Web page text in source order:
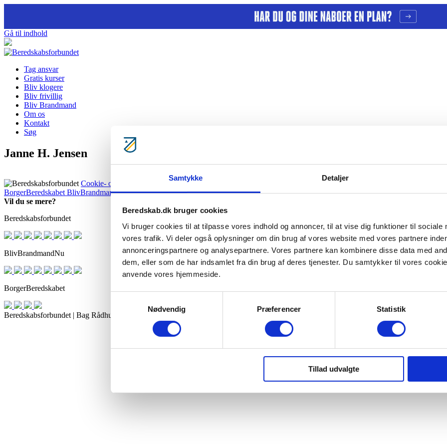
Samtykke Detaljer
Beredskab.dk bruger cookies
Vi bruger cookies til at tilpasse vores indhold og annoncer, til at vise dig funktioner til sociale
vores trafik. Vi deler også oplysninger om din brug af vores website med vores partnere
annonceringspartnere og analysepartnere. Vores partnere kan kombinere disse data med
dem, eller som de har indsamlet fra din brug af deres tjenester. Du samtykker til vores
anvende vores hjemmeside.
Nødvendig
Præferencer Statistik
Tillad udvalgte
Gå til indhold
Tag ansvar
Gratis kurser
Bliv klogere
Bliv frivillig
Bliv Brandmand
Om os
Kontakt
Søg
Janne H. Jensen
Cookie- og privatlivspolitik
BorgerBeredskabet BlivBrandmandNuBlivFrivilligNuFor medlemmerÅrsberetninger
Vil du se mere?
Beredskabsforbundet
BlivBrandmandNu
BorgerBeredskabet
Beredskabsforbundet | Bag Rådhuset 3, 3. sal, 1550 København V. | CVR: 56 77 62 14 | EAN: 5798000201583 | +45 35 24 00 00